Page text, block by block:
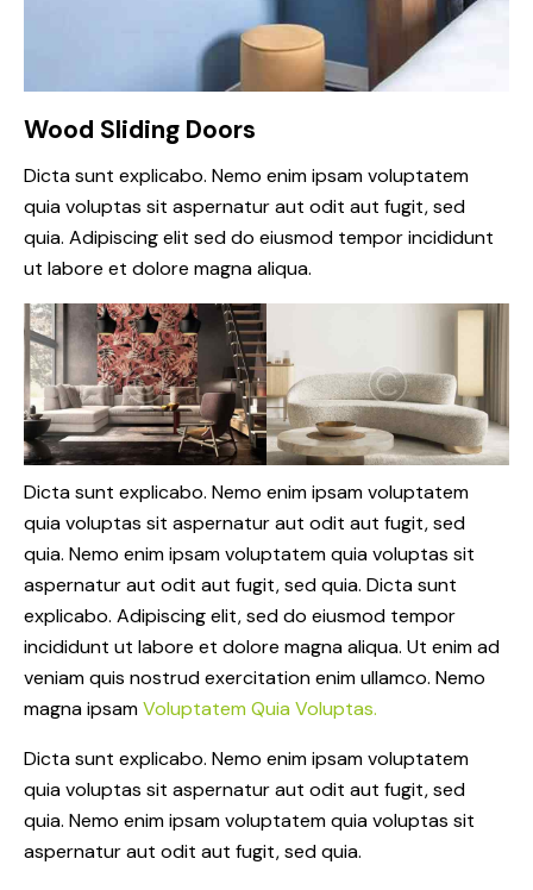
Wood Sliding Doors
Dicta sunt explicabo. Nemo enim ipsam voluptatem
quia voluptas sit aspernatur aut odit aut fugit, sed
quia. Adipiscing elit sed do eiusmod tempor incididunt
ut labore et dolore magna aliqua.
Dicta sunt explicabo. Nemo enim ipsam voluptatem
quia voluptas sit aspernatur aut odit aut fugit, sed
quia. Nemo enim ipsam voluptatem quia voluptas sit
aspernatur aut odit aut fugit, sed quia. Dicta sunt
explicabo. Adipiscing elit, sed do eiusmod tempor
incididunt ut labore et dolore magna aliqua. Ut enim ad
veniam quis nostrud exercitation enim ullamco. Nemo
magna ipsamVoluptatem Quia Voluptas.
Dicta sunt explicabo. Nemo enim ipsam voluptatem
quia voluptas sit aspernatur aut odit aut fugit, sed
quia. Nemo enim ipsam voluptatem quia voluptas sit
aspernatur aut odit aut fugit, sed quia.